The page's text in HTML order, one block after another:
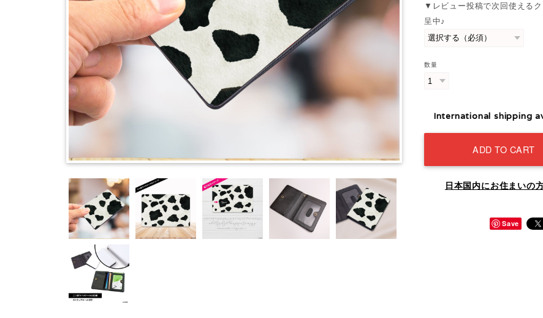
▼レビュー投稿で次回使える
呈中♪
数量
International shipping
ADD TO CART
日本国内にお住まいの
Save